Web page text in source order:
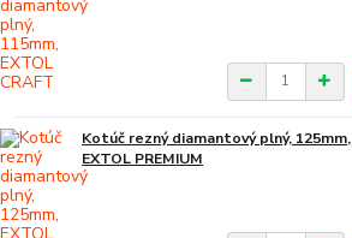
Kotúč rezný diamantový plný, 125mm,
EXTOL PREMIUM